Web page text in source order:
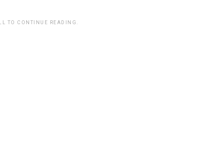
TO CONTINUE READING.